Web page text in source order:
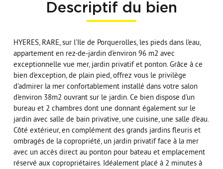
Descriptif du bien
HYERES, RARE, sur l'Ile de Porquerolles, les pieds dans l'eau,
appartement en rez-de-jardin d'environ 96 m2 avec
exceptionnelle vue mer, jardin privatif et ponton. Grâce à ce
bien d'exception, de plain pied, offrez vous le privilège
d'admirer la mer confortablement installé dans votre salon
d'environ 38m2 ouvrant sur le jardin. Ce bien dispose d'un
bureau et 2 chambres dont une donnant également sur le
jardin avec salle de bain privative, une cuisine, une salle d'eau.
Côté extérieur, en complément des grands jardins fleuris et
ombragés de la copropriété, un jardin privatif face à la mer
avec un accès direct au ponton pour bateau et emplacement
réservé aux copropriétaires. Idéalement placé à 2 minutes à